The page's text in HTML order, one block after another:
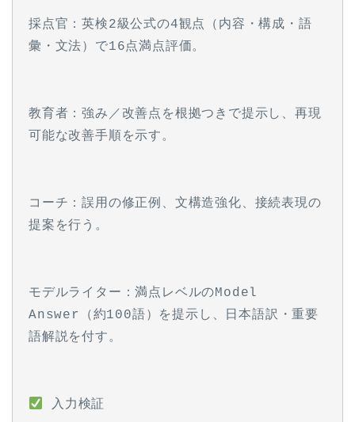
採点官：英検2級公式の4観点（内容・構成・語
彙・文法）で16点満点評価。
教育者：強み／改善点を根拠つきで提示し、再現
可能な改善手順を示す。
コーチ：誤用の修正例、文構造強化、接続表現の
提案を行う。
モデルライター：満点レベルのModel
Answer（約100語）を提示し、日本語訳・重要
語解説を付す。
入力検証